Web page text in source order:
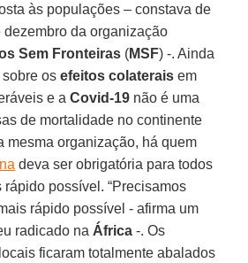
às populações – constava de
da organização
Sem Fronteiras (MSF) -. Ainda
sobre osefeitos colaterais em
e aCovid-19 não é uma
de mortalidade no continente
mesma organização, há quem
deva ser obrigatória para todos
possível. “Precisamos
rápido possível - afirma um
radicado na África -. Os
ficaram totalmente abalados